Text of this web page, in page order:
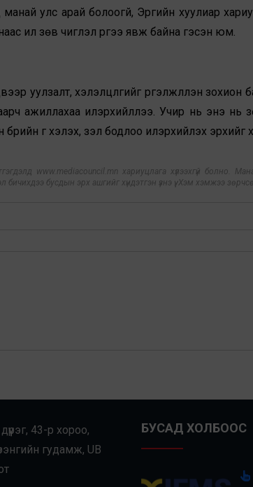
улс арай болоогүй, Эрүүгийн хуулиар
илүү зөв чиглэл рүүгээ явж байна гэсэн юм.
уулзалт, хэлэлцүүлгийг үргэлжлүүлэн
ажиллахаа илэрхийллээ. Учир нь энэ нь
үг хэлэх, үзэл бодлоо илэрхийлэх
www.mediacouncil.mn хариуцлага хүлээхгүй болно.
бичихдээ бусдын эрх ашгийг хүндэтгэн үзнэ үү. Хэм хэмжээ
43-р хороо,
гудамж, UB
БУСАД ХОЛБООС